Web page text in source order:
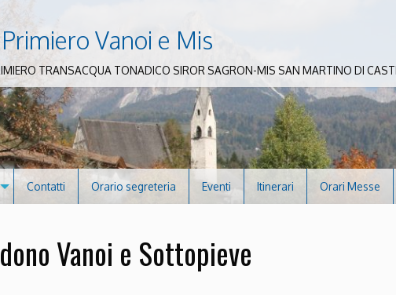
Vanoi e Mis
TRANSACQUA TONADICO SIROR SAGRON-MIS SAN MARTINO DI
Contatti Orario segreteria Eventi Itinerari Orari Messe
Vanoi e Sottopieve